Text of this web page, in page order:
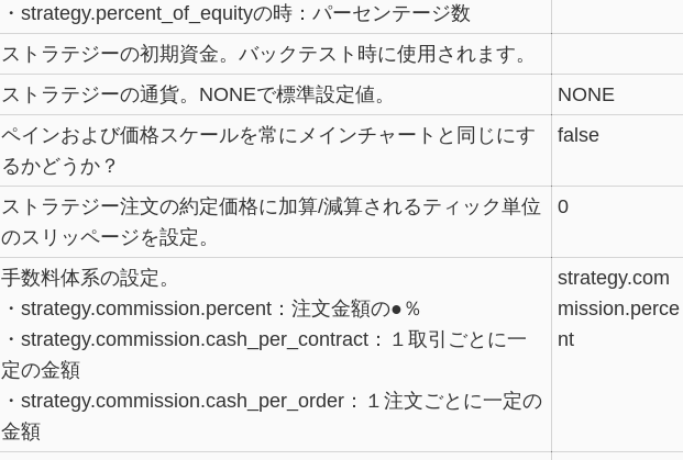
・strategy.percent_of_equityの時：パーセンテージ数
ストラテジーの初期資金。バックテスト時に使用されます。
ストラテジーの通貨。NONEで標準設定値。
NONE
ペインおよび価格スケールを常にメインチャートと同じにす
るかどうか？
false
ストラテジー注文の約定価格に加算/減算されるティック単位
のスリッページを設定。
0
手数料体系の設定。
・strategy.commission.percent：注文金額の●％
・strategy.commission.cash_per_contract：１取引ごとに一
定の金額
・strategy.commission.cash_per_order：１注文ごとに一定の
金額
strategy.com
mission.perce
nt